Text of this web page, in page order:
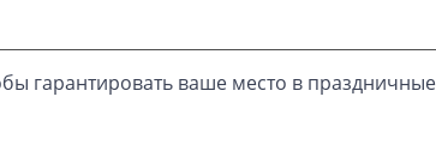
гарантировать ваше место в